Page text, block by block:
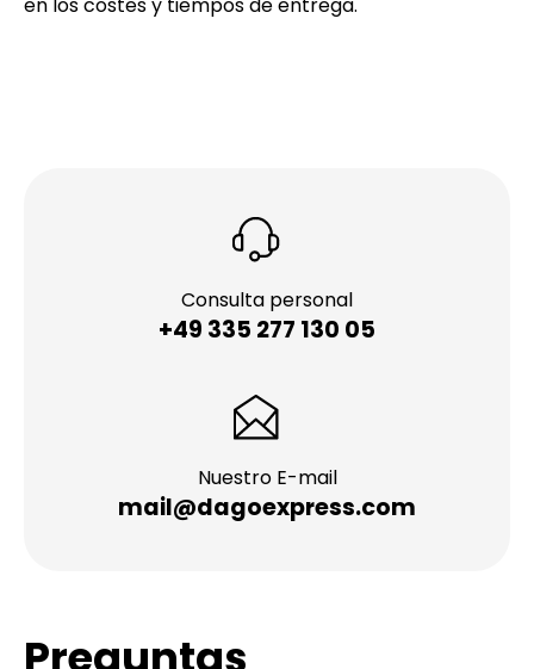
Consulta personal
+49 335 277 130 05
Nuestro E-mail
mail@dagoexpress.com
Preguntas